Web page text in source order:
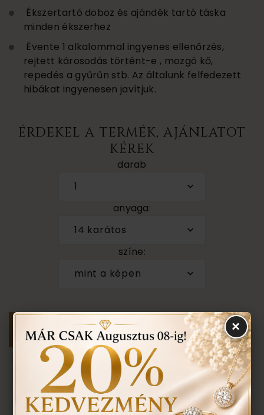
Ékszertartó doboz és ajándék tartó táska
minden ékszerhez
Évente 1 alkalommal ingyenes ellenőrzés,
rejtett károsodás történt-e , mozgó kő,
repedés a gyűrűn stb. Az általunk felfedezett
hibákat ingyenesen javítjuk.
ÉRDEKEL A TERMÉK, AJÁNLATOT
KÉREK
darab
1
anyaga:
14 karátos
színe:
mint a képen
Személyes megtekintés a Budapest VII. kerület,
Király u. 1/b címen található üzletünkben történik.
×